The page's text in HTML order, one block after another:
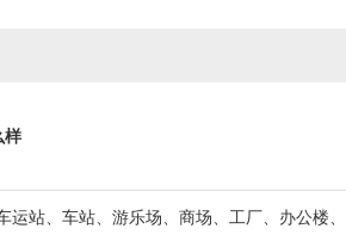
样
站、车站、游乐场、商场、工厂、办公楼